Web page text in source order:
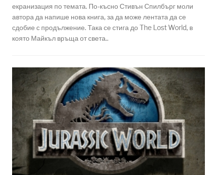
екранизация по темата. По-късно Стивън Спилбърг моли
автора да напише нова книга, за да може лентата да се
сдобие с продължение. Така се стига до The Lost World, в
която Майкъл връща от света..